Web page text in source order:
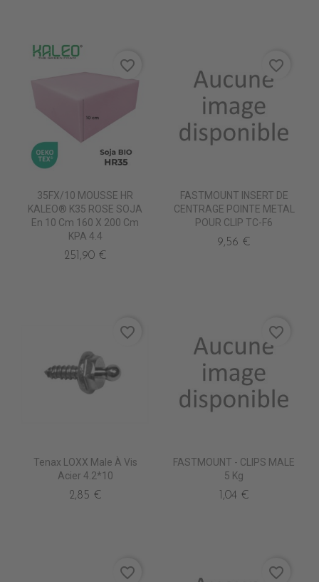
35FX/10 MOUSSE HR
KALEO® K35 ROSE SOJA
En 10 Cm 160 X 200 Cm
KPA 4.4
251,90 €
favorite_border
FASTMOUNT INSERT DE
CENTRAGE POINTE METAL
POUR CLIP TC-F6
9,56 €
favorite_border
Tenax LOXX Male À Vis
Acier 4.2*10
2,85 €
favorite_border
FASTMOUNT - CLIPS MALE
5 Kg
1,04 €
favorite_border
favorite_border favorite_border